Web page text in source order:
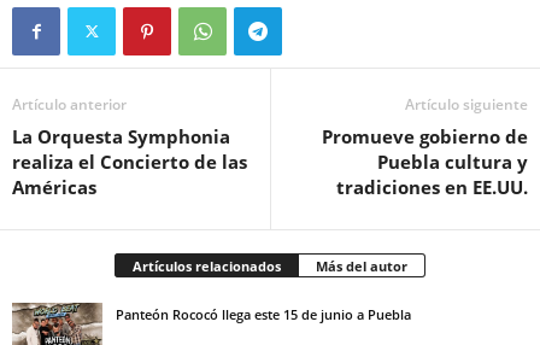
Artículo anterior
La Orquesta Symphonia
realiza el Concierto de las
Américas
Artículo siguiente
Promueve gobierno de
Puebla cultura y
tradiciones en EE.UU.
Artículos relacionados Más del autor
Panteón Rococó llega este 15 de junio a Puebla